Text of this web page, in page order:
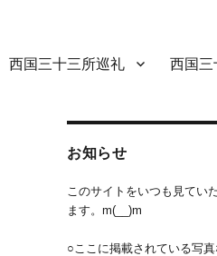
西国三十三所巡礼 西国三
お知らせ
このサイトをいつも見てい
ます。m(__)m
○ここに掲載されている写